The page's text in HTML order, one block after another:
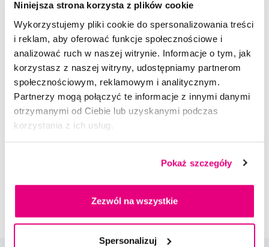
Niniejsza strona korzysta z plików cookie
Wykorzystujemy pliki cookie do spersonalizowania treści
i reklam, aby oferować funkcje społecznościowe i
analizować ruch w naszej witrynie. Informacje o tym, jak
korzystasz z naszej witryny, udostępniamy partnerom
społecznościowym, reklamowym i analitycznym.
Partnerzy mogą połączyć te informacje z innymi danymi
otrzymanymi od Ciebie lub uzyskanymi podczas
korzystania z ich usług.
Pokaż szczegóły
Zezwól na wszystkie
Spersonalizuj
Ocena
Doradzimy Ci